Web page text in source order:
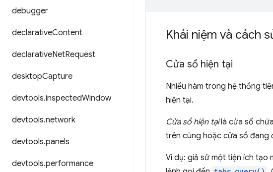
debugger
declarativeContent
declarativeNetRequest
desktopCapture
devtools.inspectedWindow
devtools.network
devtools.panels
devtools.performance
Khái niệm và cách
Cửa sổ hiện tại
Nhiều hàm trong hệ thống
hiện tại.
Cửa sổ hiện tạilà cửa sổ
trên cùng hoặc cửa sổ đang
Ví dụ: giả sử một tiện ích